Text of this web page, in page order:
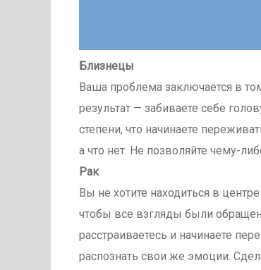
Близнецы
Ваша проблема заключается в
результат — забиваете себе
степени, что начинаете
а что нет. Не позволяйте чему-
Рак
Вы не хотите находиться в
чтобы все взгляды были
расстраиваетесь и начинаете
распознать свои же эмоции.